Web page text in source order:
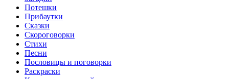
Потешки
Прибаутки
Сказки
Скороговорки
Стихи
Песни
Пословицы и поговорки
Раскраски